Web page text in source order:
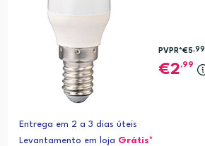
PVPR*€5,99
2,99
Entrega em 2 a 3 dias úteis
Levantamento em loja Grátis*